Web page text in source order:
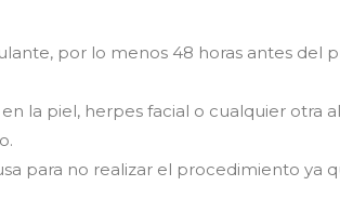
por lo menos 48 horas antes del
la piel, herpes facial o cualquier otra
para no realizar el procedimiento ya